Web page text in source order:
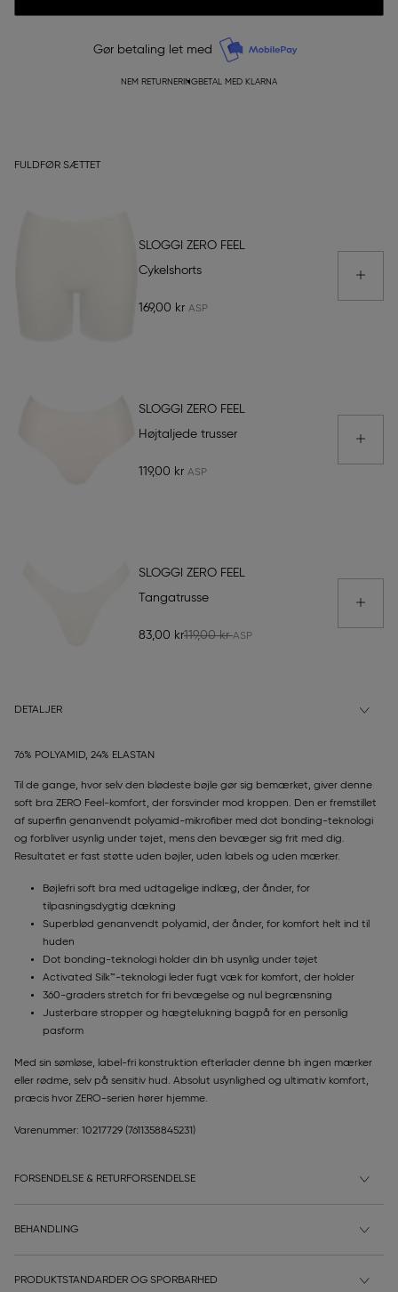
Gør betaling let med
NEM RETURNERINGBETAL MED KLARNA
FULDFØR SÆTTET
SLOGGI ZERO FEEL
Cykelshorts
169,00 kr
SLOGGI ZERO FEEL
Højtaljede trusser
119,00 kr
SLOGGI ZERO FEEL
Tangatrusse
83,00 kr119,00 kr
DETALJER
76% POLYAMID, 24% ELASTAN
Til de gange, hvor selv den blødeste bøjle gør sig bemærket, giver denne
soft bra ZERO Feel-komfort, der forsvinder mod kroppen. Den er fremstillet
af superfin genanvendt polyamid-mikrofiber med dot bonding-teknologi
og forbliver usynlig under tøjet, mens den bevæger sig frit med dig.
Resultatet er fast støtte uden bøjler, uden labels og uden mærker.
Bøjlefri soft bra med udtagelige indlæg, der ånder, for
tilpasningsdygtig dækning
Superblød genanvendt polyamid, der ånder, for komfort helt ind til
huden
Dot bonding-teknologi holder din bh usynlig under tøjet
Activated Silk™-teknologi leder fugt væk for komfort, der holder
360-graders stretch for fri bevægelse og nul begrænsning
Justerbare stropper og hægtelukning bagpå for en personlig
pasform
Med sin sømløse, label-fri konstruktion efterlader denne bh ingen mærker
eller rødme, selv på sensitiv hud. Absolut usynlighed og ultimativ komfort,
præcis hvor ZERO-serien hører hjemme.
Varenummer: 10217729 (7611358845231)
FORSENDELSE & RETURFORSENDELSE
BEHANDLING
PRODUKTSTANDARDER OG SPORBARHED